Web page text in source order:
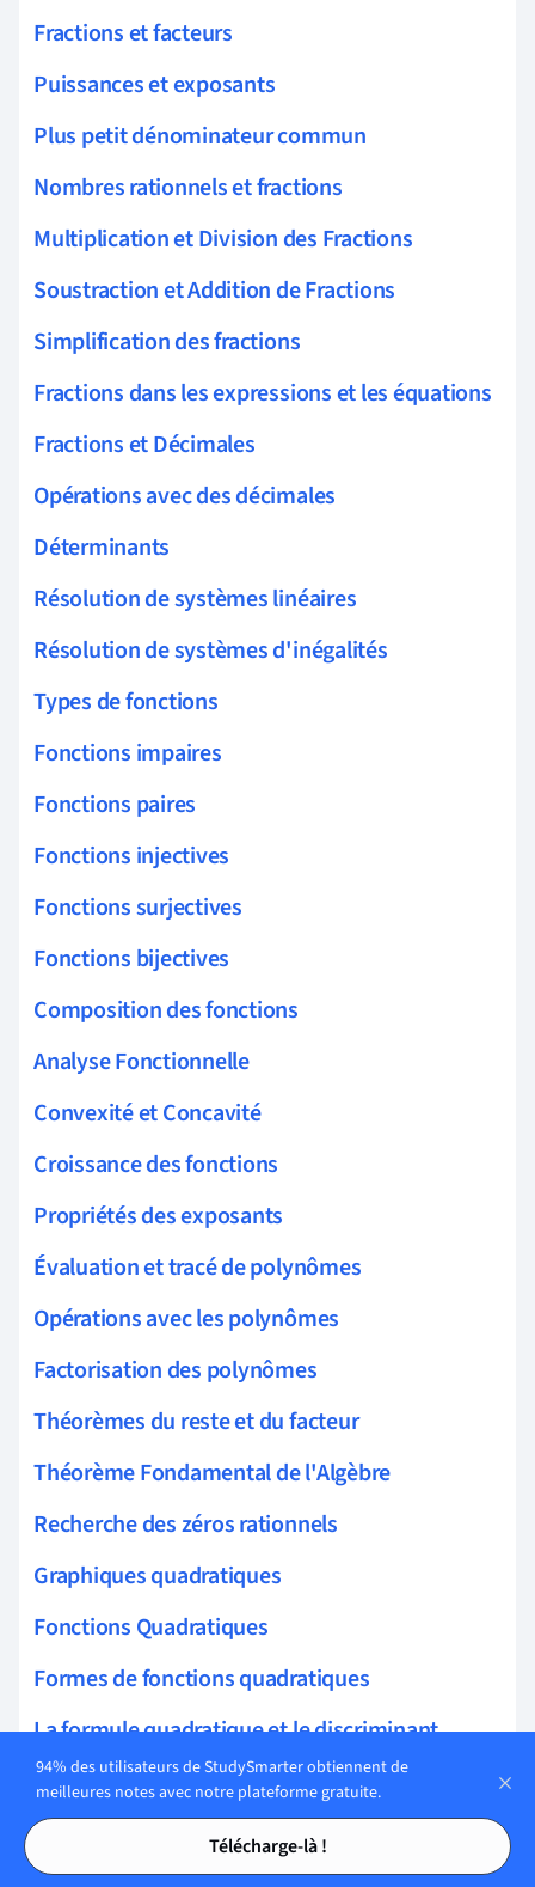
Tables des matières
Tables des matières
Fractions et facteurs
Puissances et exposants
Plus petit dénominateur commun
Nombres rationnels et fractions
Multiplication et Division des Fractions
Soustraction et Addition de Fractions
Simplification des fractions
Fractions dans les expressions et les équations
Fractions et Décimales
Opérations avec des décimales
Déterminants
Résolution de systèmes linéaires
Résolution de systèmes d'inégalités
Types de fonctions
Fonctions impaires
Fonctions paires
Fonctions injectives
Fonctions surjectives
Fonctions bijectives
Composition des fonctions
Analyse Fonctionnelle
Convexité et Concavité
Croissance des fonctions
Propriétés des exposants
Évaluation et tracé de polynômes
Opérations avec les polynômes
Factorisation des polynômes
Théorèmes du reste et du facteur
Théorème Fondamental de l'Algèbre
Recherche des zéros rationnels
Graphiques quadratiques
Fonctions Quadratiques
Formes de fonctions quadratiques
La formule quadratique et le discriminant
Simplification des radicaux
Résolution et Représentation Graphique des
Inégalités Quadratiques
94% des utilisateurs de StudySmarter obtiennent de
meilleures notes avec notre plateforme gratuite.
Télécharge-là !